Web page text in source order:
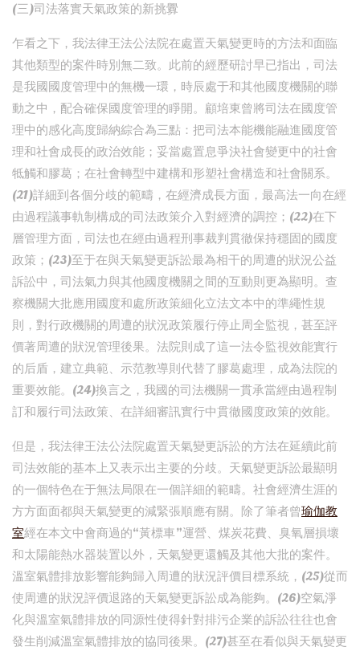
(三)司法落實天氣政策的新挑釁
乍看之下，我法律王法公法院在處置天氣變更時的方法和面臨
其他類型的案件時別無二致。此前的經歷研討早已指出，司法
是我國國度管理中的無機一環，時辰處于和其他國度機關的聯
動之中，配合確保國度管理的睜開。顧培東曾將司法在國度管
理中的感化高度歸納綜合為三點：把司法本能機能融進國度管
理和社會成長的政治效能；妥當處置息爭決社會變更中的社會
牴觸和膠葛；在社會轉型中建構和形塑社會構造和社會關系。
(21)詳細到各個分歧的範疇，在經濟成長方面，最高法一向在經
由過程議事軌制構成的司法政策介入對經濟的調控；(22)在下
層管理方面，司法也在經由過程刑事裁判貫徹保持穩固的國度
政策；(23)至于在與天氣變更訴訟最為相干的周遭的狀況公益
訴訟中，司法氣力與其他國度機關之間的互動則更為顯明。查
察機關大批應用國度和處所政策細化立法文本中的準繩性規
則，對行政機關的周遭的狀況政策履行停止周全監視，甚至評
價著周遭的狀況管理後果。法院則成了這一法令監視效能實行
的后盾，建立典範、示范教導則代替了膠葛處理，成為法院的
重要效能。(24)換言之，我國的司法機關一貫承當經由過程制
訂和履行司法政策、在詳細審訊實行中貫徹國度政策的效能。
但是，我法律王法公法院處置天氣變更訴訟的方法在延續此前
司法效能的基本上又表示出主要的分歧。天氣變更訴訟最顯明
的一個特色在于無法局限在一個詳細的範疇。社會經濟生涯的
方方面面都與天氣變更的減緊張順應有關。除了筆者曾瑜伽教
室經在本文中會商過的“黃標車”運營、煤炭花費、臭氧層損壞
和太陽能熱水器裝置以外，天氣變更還觸及其他大批的案件。
溫室氣體排放影響能夠歸入周遭的狀況評價目標系統，(25)從而
使周遭的狀況評價退路的天氣變更訴訟成為能夠。(26)空氣淨
化與溫室氣體排放的同源性使得針對排污企業的訴訟往往也會
發生削減溫室氣體排放的協同後果。(27)甚至在看似與天氣變更